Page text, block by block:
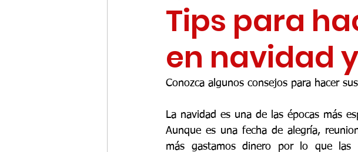
Tips para
en navidad
Conozca algunos consejos para hacer
La navidad es una de las épocas más
Aunque es una fecha de alegría,
más gastamos dinero por lo que las